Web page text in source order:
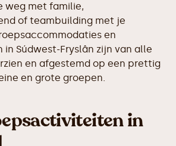
weg met familie,
of teambuilding met je
en
in Súdwest-Fryslân zijn van alle
en afgestemd op een prettig
en grote groepen.
in